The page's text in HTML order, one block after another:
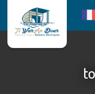
contenu